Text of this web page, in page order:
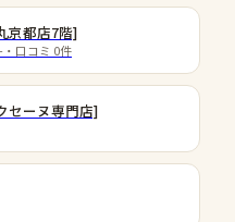
京都店7階]
- ・口コミ 0件
セーヌ専門店]